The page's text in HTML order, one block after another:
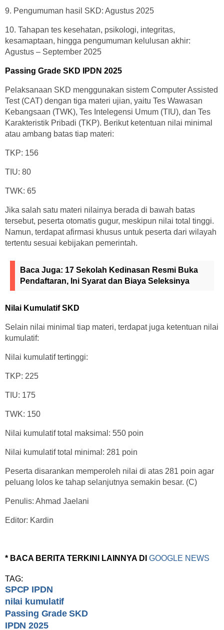
9. Pengumuman hasil SKD: Agustus 2025
10. Tahapan tes kesehatan, psikologi, integritas,
kesamaptaan, hingga pengumuman kelulusan akhir:
Agustus – September 2025
Passing Grade SKD IPDN 2025
Pelaksanaan SKD menggunakan sistem Computer Assisted
Test (CAT) dengan tiga materi ujian, yaitu Tes Wawasan
Kebangsaan (TWK), Tes Intelegensi Umum (TIU), dan Tes
Karakteristik Pribadi (TKP). Berikut ketentuan nilai minimal
atau ambang batas tiap materi:
TKP: 156
TIU: 80
TWK: 65
Jika salah satu materi nilainya berada di bawah batas
tersebut, peserta otomatis gugur, meskipun nilai total tinggi.
Namun, terdapat afirmasi khusus untuk peserta dari wilayah
tertentu sesuai kebijakan pemerintah.
Baca Juga: 17 Sekolah Kedinasan Resmi Buka
Pendaftaran, Ini Syarat dan Biaya Seleksinya
Nilai Kumulatif SKD
Selain nilai minimal tiap materi, terdapat juga ketentuan nilai
kumulatif:
Nilai kumulatif tertinggi:
TKP: 225
TIU: 175
TWK: 150
Nilai kumulatif total maksimal: 550 poin
Nilai kumulatif total minimal: 281 poin
Peserta disarankan memperoleh nilai di atas 281 poin agar
peluang lolos ke tahap selanjutnya semakin besar. (C)
Penulis: Ahmad Jaelani
Editor: Kardin
* BACA BERITA TERKINI LAINNYA DI GOOGLE NEWS
TAG:
SPCP IPDN
nilai kumulatif
Passing Grade SKD
IPDN 2025